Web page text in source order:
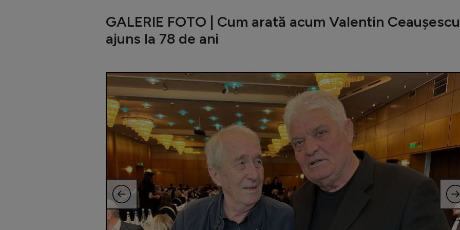
GALERIE FOTO | Cum arată acum Valentin
ajuns la 78 de ani